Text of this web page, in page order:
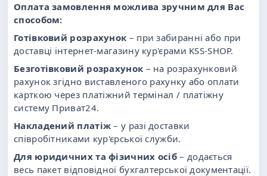
Оплата замовлення можлива зручним для Вас
способом:
Готівковий розрахунок – при забиранні або при
доставці інтернет-магазину кур'єрами KSS-SHOP.
Безготівковий розрахунок – на розрахунковий
рахунок згідно виставленого рахунку або оплати
карткою через платіжний термінал / платіжну
систему Приват24.
Накладений платіж – у разі доставки
співробітниками кур'єрської служби.
Для юридичних та фізичних осіб – додається
весь пакет відповідної бухгалтерської документації.